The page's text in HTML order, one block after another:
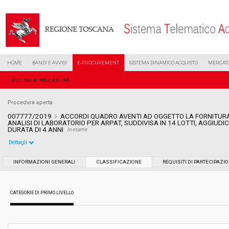
HOME BANDI E AVVISI E-PROCUREMENT SISTEMA DINAMICO ACQUISTO
DETTAGLIO PROCEDURA
Procedura aperta
007777/2019
ACCORDI QUADRO AVENTI AD OGGETTO LA
ANALISI DI LABORATORIO PER ARPAT, SUDDIVISA IN 14 LOTTI,
DURATA DI 4 ANNI
In esame
Data pubblicazione: 19/04/2019 11:35
Dettagli
INFORMAZIONI GENERALI CLASSIFICAZIONE REQUISITI DI
CATEGORIE DI PRIMO LIVELLO